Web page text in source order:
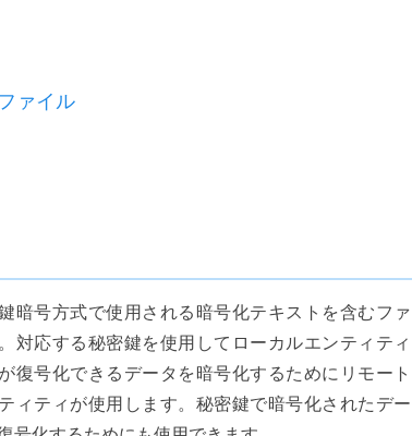
ァイル
暗号方式で使用される暗号化テキストを含むファ
対応する秘密鍵を使用してローカルエンティティ
復号化できるデータを暗号化するためにリモート
ィティが使用します。秘密鍵で暗号化されたデー